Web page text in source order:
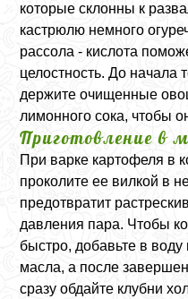
которые склонны к
кастрюлю немного
рассола - кислота
целостность. До начала
держите очищенные
лимонного сока, чтобы
Приготовление в
При варке картофеля в
проколите ее вилкой в
предотвратит
давления пара. Чтобы
быстро, добавьте в воду
масла, а после
сразу обдайте клубни